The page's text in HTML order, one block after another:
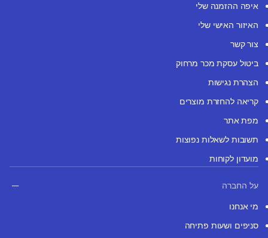
איפה ההזמנה שלי
האיזור האישי שלי
צור קשר
ביטול עסקת מכר מרחוק
הצהרת נגישות
קריאה להחזרת מוצרים
מפת אתר
תשובות לשאלות נפוצות
מועדון לקוחות
על החברה
מי אנחנו
סניפים ושעות פתיחה